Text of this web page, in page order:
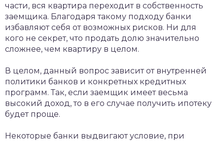
части, вся квартира переходит в собственность
заемщика. Благодаря такому подходу банки
избавляют себя от возможных рисков. Ни для
кого не секрет, что продать долю значительно
сложнее, чем квартиру в целом.
В целом, данный вопрос зависит от внутренней
политики банков и конкретных кредитных
программ. Так, если заемщик имеет весьма
высокий доход, то в его случае получить ипотеку
будет проще.
Некоторые банки выдвигают условие, при